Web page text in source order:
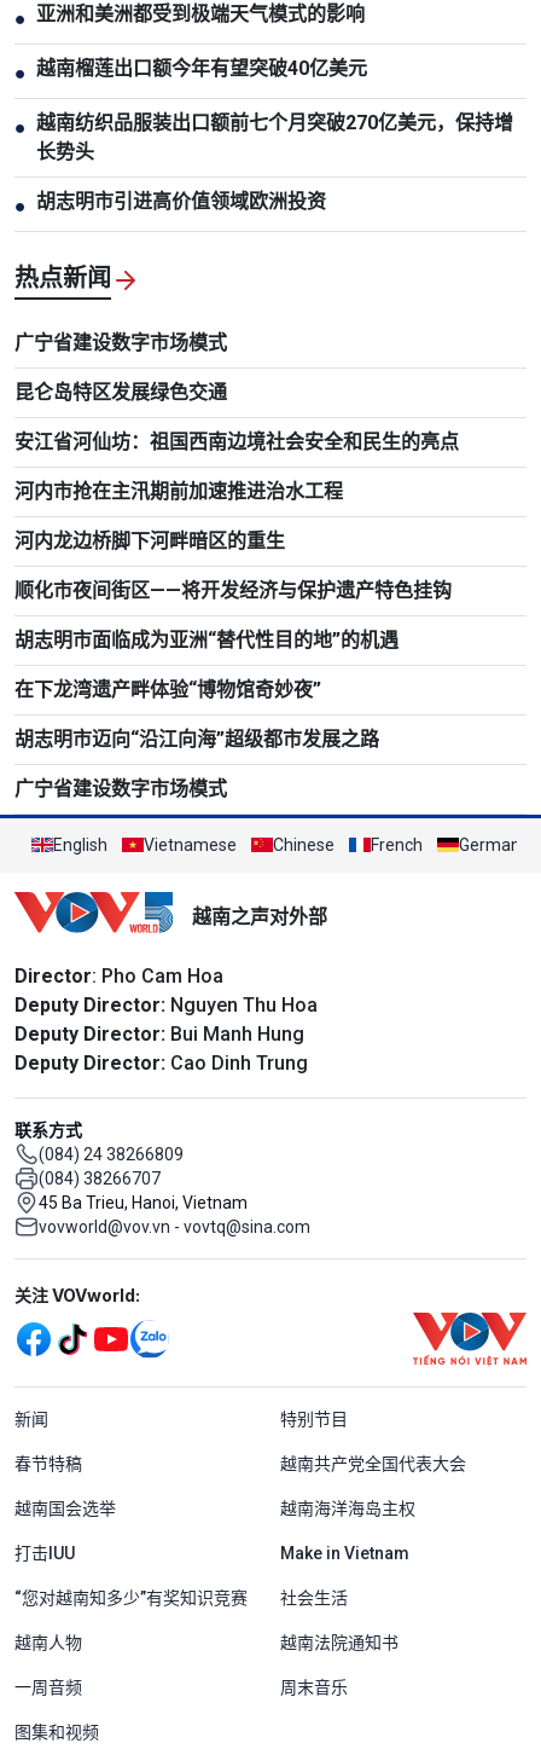
● 亚洲和美洲都受到极端天气模式的影响
● 越南榴莲出口额今年有望突破40亿美元
● 越南纺织品服装出口额前七个月突破270亿美元，保持增
长势头
● 胡志明市引进高价值领域欧洲投资
热点新闻
广宁省建设数字市场模式
昆仑岛特区发展绿色交通
安江省河仙坊：祖国西南边境社会安全和民生的亮点
河内市抢在主汛期前加速推进治水工程
河内龙边桥脚下河畔暗区的重生
顺化市夜间街区——将开发经济与保护遗产特色挂钩
胡志明市面临成为亚洲“替代性目的地”的机遇
在下龙湾遗产畔体验“博物馆奇妙夜”
胡志明市迈向“沿江向海”超级都市发展之路
广宁省建设数字市场模式
English Vietnamese Chinese French German
越南之声对外部
Director: Pho Cam Hoa
Deputy Director: Nguyen Thu Hoa
Deputy Director: Bui Manh Hung
Deputy Director: Cao Dinh Trung
联系方式
(084) 24 38266809
(084) 38266707
45 Ba Trieu, Hanoi, Vietnam
vovworld@vov.vn - vovtq@sina.com
Mạng xã hội
关注 VOVworld:
Menu footer tiếng Trung Quốc
新闻 特别节目
春节特稿 越南共产党全国代表大会
越南国会选举 越南海洋海岛主权
打击IUU Make in Vietnam
“您对越南知多少”有奖知识竞赛 社会生活
越南人物 越南法院通知书
一周音频 周末音乐
图集和视频